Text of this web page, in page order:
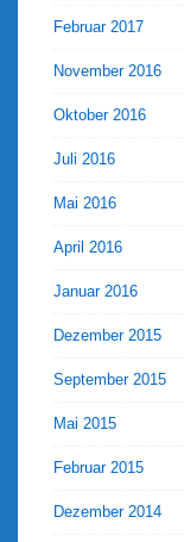
Februar 2017
November 2016
Oktober 2016
Juli 2016
Mai 2016
April 2016
Januar 2016
Dezember 2015
September 2015
Mai 2015
Februar 2015
Dezember 2014